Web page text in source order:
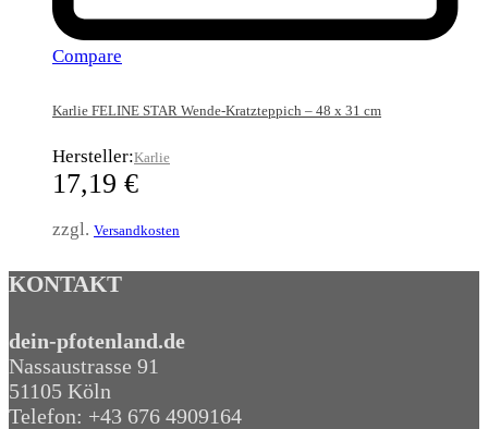
Compare
Karlie FELINE STAR Wende-Kratzteppich – 48 x 31 cm
Hersteller:Karlie
17,19 €
zzgl. Versandkosten
KONTAKT
dein-pfotenland.de
Nassaustrasse 91
51105 Köln
Telefon: +43 676 4909164‬